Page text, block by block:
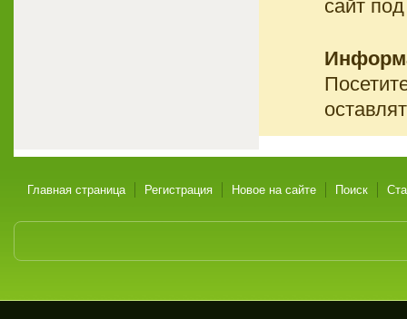
сайт
Главная страница Регистрация Новое на сайте Поиск